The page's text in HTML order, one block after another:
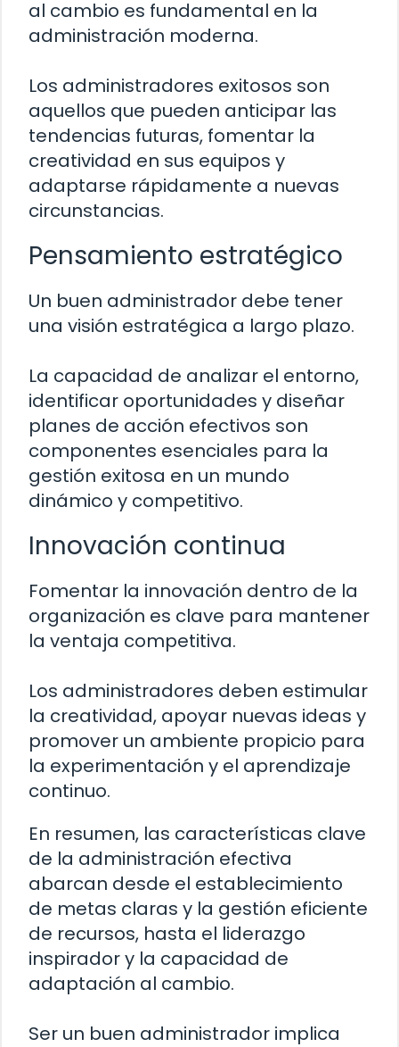
al cambio es fundamental en la
administración moderna.
Los administradores exitosos son
aquellos que pueden anticipar las
tendencias futuras, fomentar la
creatividad en sus equipos y
adaptarse rápidamente a nuevas
circunstancias.
Pensamiento estratégico
Un buen administrador debe tener
una visión estratégica a largo plazo.
La capacidad de analizar el entorno,
identificar oportunidades y diseñar
planes de acción efectivos son
componentes esenciales para la
gestión exitosa en un mundo
dinámico y competitivo.
Innovación continua
Fomentar la innovación dentro de la
organización es clave para mantener
la ventaja competitiva.
Los administradores deben estimular
la creatividad, apoyar nuevas ideas y
promover un ambiente propicio para
la experimentación y el aprendizaje
continuo.
En resumen, las características clave
de la administración efectiva
abarcan desde el establecimiento
de metas claras y la gestión eficiente
de recursos, hasta el liderazgo
inspirador y la capacidad de
adaptación al cambio.
Ser un buen administrador implica